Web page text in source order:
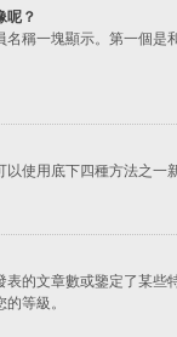
呢？
稱一塊顯示。第一個
使用底下四種方法之
的文章數或鑒定了某
等級。